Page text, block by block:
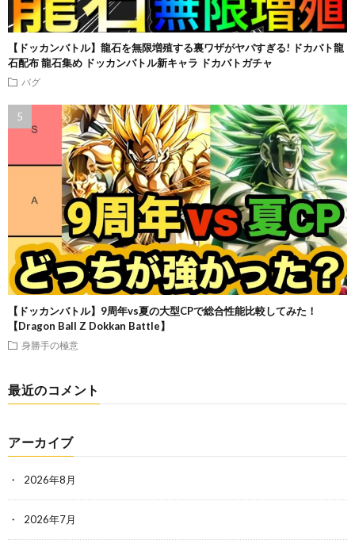
【ドッカンバトル】龍石を無限増殖する裏ワザがヤバすぎる! ドカバト龍
石配布 龍石集め ドッカンバトル新キャラ ドカバトガチャ
バグ
【ドッカンバトル】9周年vs夏の大型CPで総合性能比較してみた！
【Dragon Ball Z Dokkan Battle】
身勝手の極意
最近のコメント
アーカイブ
2026年8月
2026年7月